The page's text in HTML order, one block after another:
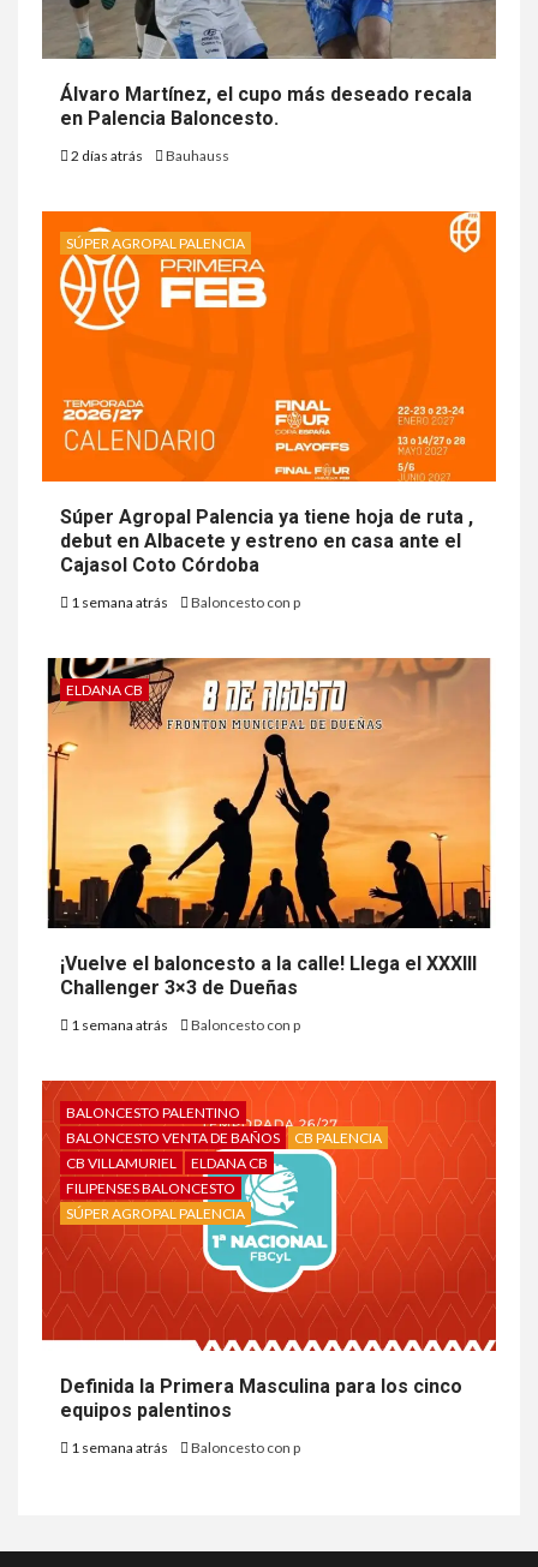
Álvaro Martínez, el cupo más deseado recala
en Palencia Baloncesto.
2 días atrás Bauhauss
SÚPER AGROPAL PALENCIA
Súper Agropal Palencia ya tiene hoja de ruta ,
debut en Albacete y estreno en casa ante el
Cajasol Coto Córdoba
1 semana atrás Baloncesto con p
ELDANA CB
¡Vuelve el baloncesto a la calle! Llega el XXXIII
Challenger 3×3 de Dueñas
1 semana atrás Baloncesto con p
BALONCESTO PALENTINO
BALONCESTO VENTA DE BAÑOS
CB PALENCIA
CB VILLAMURIEL
ELDANA CB
FILIPENSES BALONCESTO
SÚPER AGROPAL PALENCIA
Definida la Primera Masculina para los cinco
equipos palentinos
1 semana atrás Baloncesto con p